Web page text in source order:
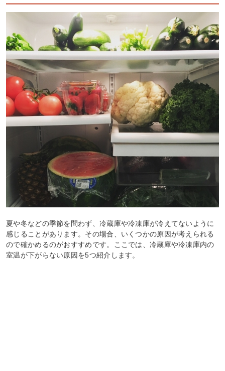
夏や冬などの季節を問わず、冷蔵庫や冷凍庫が冷えてないように
感じることがあります。その場合、いくつかの原因が考えられる
ので確かめるのがおすすめです。ここでは、冷蔵庫や冷凍庫内の
室温が下がらない原因を5つ紹介します。